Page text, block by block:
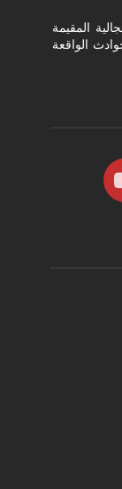
المقيمة
الواقعة